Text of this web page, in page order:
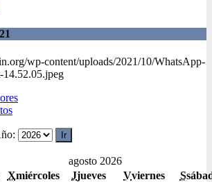
wp-content/uploads/2021/10/WhatsApp-
14.52.05.jpeg
agosto 2026
Xmiércoles Jjueves Vviernes S